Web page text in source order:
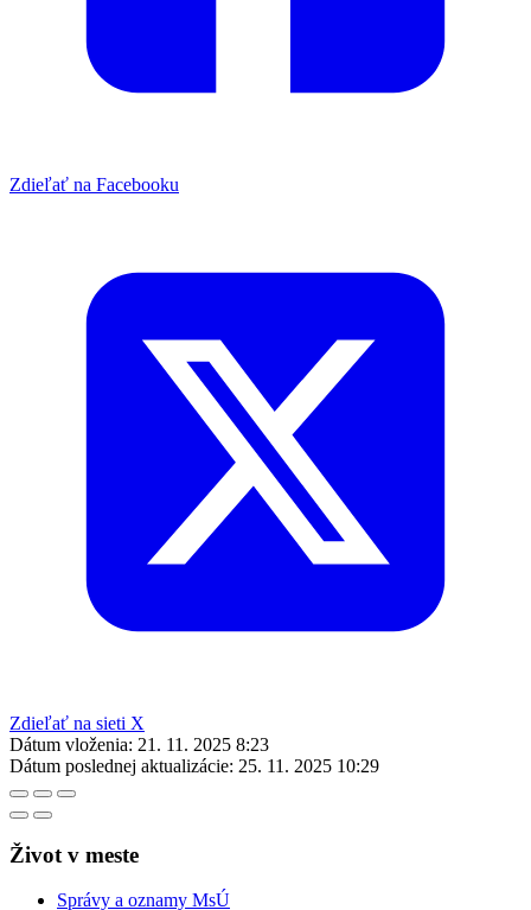
Zdieľať na Facebooku
Zdieľať na sieti X
Dátum vloženia: 21. 11. 2025 8:23
Dátum poslednej aktualizácie: 25. 11. 2025 10:29
Život v meste
Správy a oznamy MsÚ